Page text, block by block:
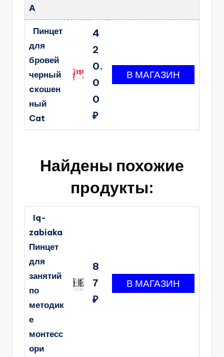
A
Пинцет
для
бровей
черный
cкошен
ный
Cat
4
2
0.
0
0
₽
Найдены похожие
продукты:
Iq-
zabiaka
Пинцет
для
занятий
по
методик
е
монтесс
ори
8
7
₽